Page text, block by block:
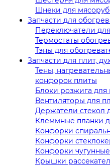
Шнеки для
Запчасти для
Переключатели
Термостаты
Тэны для
Запчасти для плит,
Тены,
конфорок плиты
Блоки розжига для
Вентиляторы для
Держатели стекол
Клеммные планки
Конфорки
Конфорки
Конфорки
Крышки